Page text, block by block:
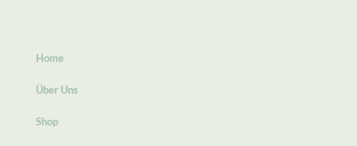
Home
Über Uns
Shop